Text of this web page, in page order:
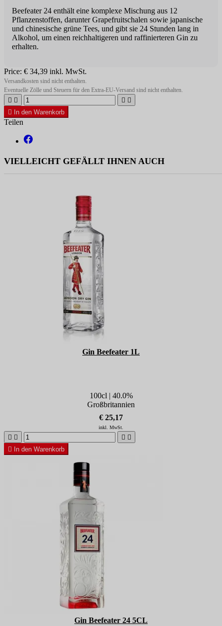
Beefeater 24 enthält eine komplexe Mischung aus 12
Pflanzenstoffen, darunter Grapefruitschalen sowie japanische
und chinesische grüne Tees, und gibt sie 24 Stunden lang in
Alkohol, um einen reichhaltigeren und raffinierteren Gin zu
erhalten.
Price: € 34,39 inkl. MwSt.
Versandkosten sind nicht enthalten.
Eventuelle Zölle und Steuern für den Extra-EU-Versand sind nicht enthalten.
   

In den Warenkorb
Teilen
VIELLEICHT GEFÄLLT IHNEN AUCH
Gin Beefeater 1L
100cl | 40.0%
Großbritannien
€ 25,17
inkl. MwSt.
   

In den Warenkorb
Gin Beefeater 24 5CL